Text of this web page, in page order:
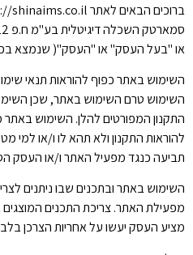
או "בעל העסק" או "העסק"( שנמצא בכתובת
השימוש באתר כפוף להוראות תנאי
השימוש טרם השימוש באתר, שכן
התקנון המפורטים להלן. השימוש באתר
להוראות התקנון ולא תהא לו ו/או למי
תביעה כנגד מפעיל האתר ו/או העסק
השימוש באתר ובתכנים שבו ניתנים
מפעילת האתר. צריכת התכנים
מציע העסק יעשו על אחריות הצרכן